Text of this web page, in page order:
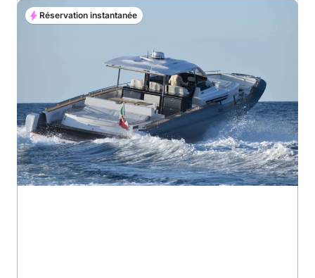
Réservation instantanée